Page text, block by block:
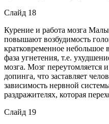
Слайд 18
Курение и работа мозга
повышают возбудимость
кратковременное небольшое
фаза угнетения, т.е.
мозга. Мозг переутомляется
допинга, что заставляет
зависимость нервной
раздражителях, которая
Слайд 19